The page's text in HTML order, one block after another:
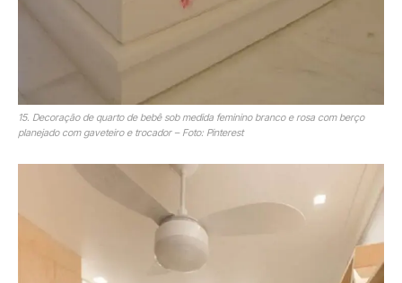
15. Decoração de quarto de bebê sob medida feminino branco e rosa com berço
planejado com gaveteiro e trocador – Foto: Pinterest